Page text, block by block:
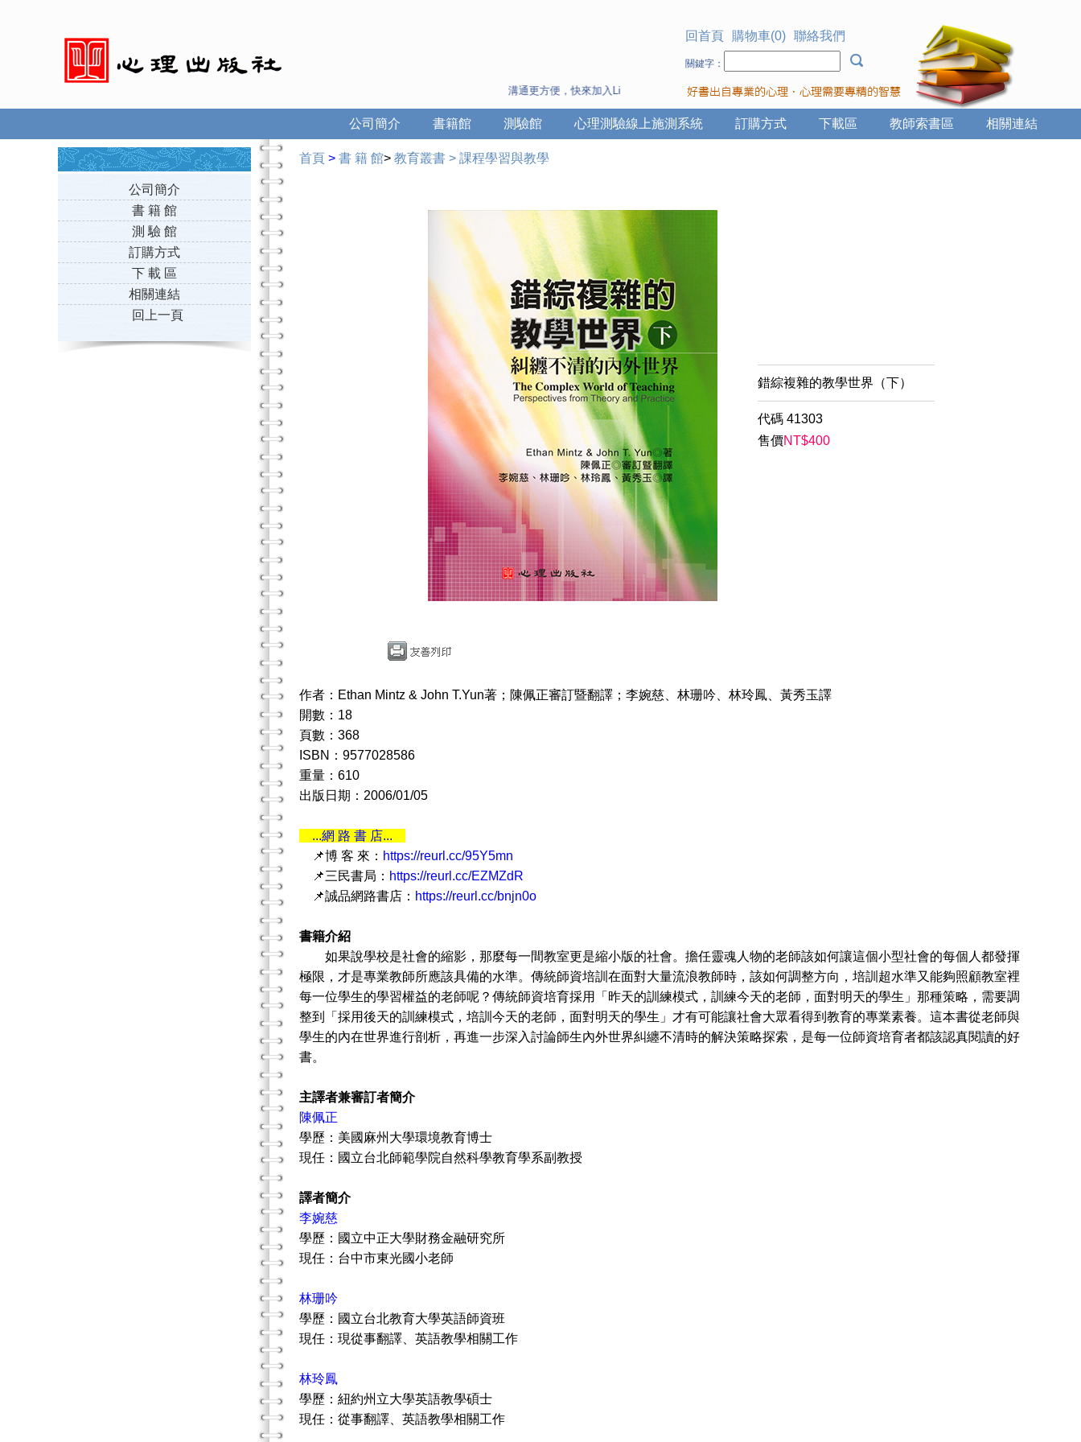
溝通更方便，快來加入Line 與 Wechat ~
回首頁 購物車(0) 聯絡我們
關鍵字：
相關連結
教師索書區
下載區
訂購方式
心理測驗線上施測系統
測驗館
書籍館
公司簡介
公司簡介
書 籍 館
測 驗 館
訂購方式
下 載 區
相關連結
回上一頁
首頁 > 書 籍 館> 教育叢書 > 課程學習與教學
錯綜複雜的教學世界（下）
代碼 41303
售價NT$400
作者：Ethan Mintz & John T.Yun著；陳佩正審訂暨翻譯；李婉慈、林珊吟、林玲鳳、黃秀玉譯
開數：18
頁數：368
ISBN：9577028586
重量：610
出版日期：2006/01/05
...網 路 書 店...
📌博 客 來： https://reurl.cc/95Y5mn
📌三民書局： https://reurl.cc/EZMZdR
📌誠品網路書店： https://reurl.cc/bnjn0o
書籍介紹
如果說學校是社會的縮影，那麼每一間教室更是縮小版的社會。擔任靈魂人物的老師該如何讓這個小型社會的每個人都發揮
極限，才是專業教師所應該具備的水準。傳統師資培訓在面對大量流浪教師時，該如何調整方向，培訓超水準又能夠照顧教室裡
每一位學生的學習權益的老師呢？傳統師資培育採用「昨天的訓練模式，訓練今天的老師，面對明天的學生」那種策略，需要調
整到「採用後天的訓練模式，培訓今天的老師，面對明天的學生」才有可能讓社會大眾看得到教育的專業素養。這本書從老師與
學生的內在世界進行剖析，再進一步深入討論師生內外世界糾纏不清時的解決策略探索，是每一位師資培育者都該認真閱讀的好
書。
主譯者兼審訂者簡介
陳佩正
學歷：美國麻州大學環境教育博士
現任：國立台北師範學院自然科學教育學系副教授
譯者簡介
李婉慈
學歷：國立中正大學財務金融研究所
現任：台中市東光國小老師
林珊吟
學歷：國立台北教育大學英語師資班
現任：現從事翻譯、英語教學相關工作
林玲鳳
學歷：紐約州立大學英語教學碩士
現任：從事翻譯、英語教學相關工作